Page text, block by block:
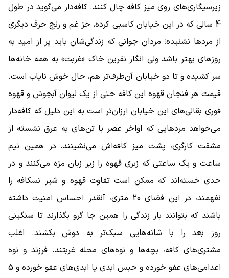
زیرسیگاری‌های روی میز کافه چال کنند. کافه‌دار می‌گوید در طول
4 سالی که در این خیابان کاسبی کرده، جز غم و رنج حرف دیگری
از مردها نشنیده؛ مردان جوانی که زندگی‌شان باید پر از امید به
روزهای بهتر باشد ولی انگار نفرین خاک «غربت» به همه خانه‌ها
سر کشیده و تا دو خیابان آن‌طرف‌تر هم، حال خوش نایاب است.
قیمت هر فنجان قهوه این کافه حتی از یک لیوان آبجوش و قهوه
فوری بقالی‌های این خیابان ارزان‌تر است به این دلیل که کافه‌دار
می‌خواهد مردهایی که اواخر عصر با تن‌های به عرق نشسته از
مشقت کارگری، پشت میز کافه‌اش می‌نشینند، در همین نیم
ساعت و یک ساعتی که زبری قهوه را زیر زبان مزه می‌کنند و در
حدی خسته‌اند که ممکن است تفاوت قهوه و شیر نسکافه را
نفهمند، در این فضای 20 متری، آنقدر احساس امنیت داشته
باشند که بتوانند بار زندگی را همین جا گرو بگذارند تا سنگینی
روز بعد را با شانه‌هایی سبک‌تر به دوش بکشند. اغلب
مشتری‌های کافه، بچه‌ها و نوه‌های محله غربتند. فرزند و نوه
اعدامی‌های عفو خورده و حبس ابدی یا ابدی‌های عفو خورده و 5